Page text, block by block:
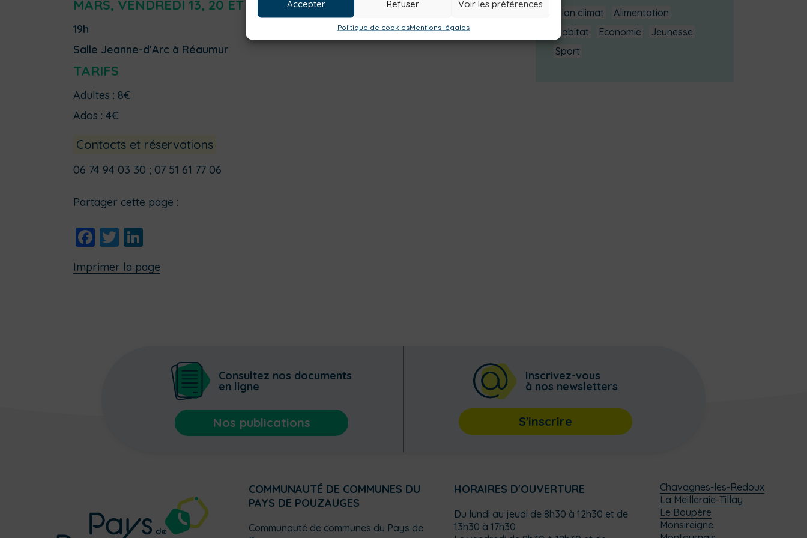
Accepter Refuser Voir les préférences
Politique de cookiesMentions légales
MARS, VENDREDI 13, 20 ET 27 MARS
19h
Salle Jeanne-d’Arc à Réaumur
TARIFS
Adultes : 8€
Ados : 4€
Contacts et réservations
06 74 94 03 30 ; 07 51 61 77 06
Partager cette page :
Facebook
Twitter
Imprimer la page
Plan climat
Alimentation
Habitat
Economie
Jeunesse
Sport
Consultez nos documents
en ligne
Nos publications
Inscrivez-vous
à nos newsletters
S'inscrire
COMMUNAUTÉ DE COMMUNES DU
PAYS DE POUZAUGES
Communauté de communes du Pays de
HORAIRES D'OUVERTURE
Du lundi au jeudi de 8h30 à 12h30 et de
13h30 à 17h30
Chavagnes-les-Redoux
La Meilleraie-Tillay
Le Boupère
Monsireigne